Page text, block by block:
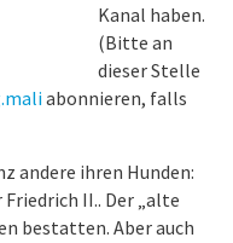
Kanal haben.
(Bitte an
dieser Stelle
abonnieren, falls
andere ihren Hunden:
II.. Der „alte
bestatten. Aber auch